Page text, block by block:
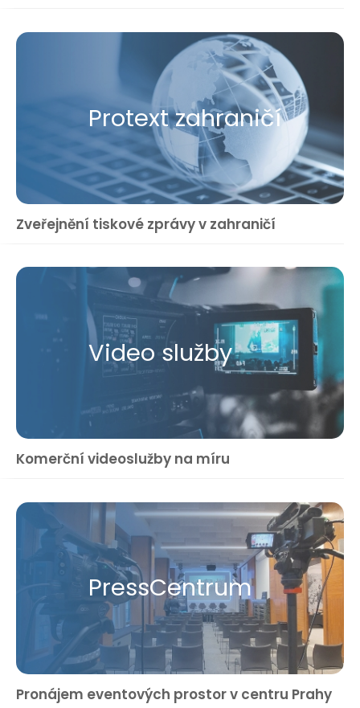
Protext zahraničí
Zveřejnění tiskové zprávy v zahraničí
Video služby
Komerční videoslužby na míru
Press​Centrum
Pronájem eventových prostor v centru Prahy